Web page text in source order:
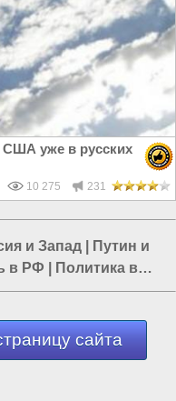
США уже в русских
10 275 231
и Запад
Путин и
в РФ
Политика в
сайта